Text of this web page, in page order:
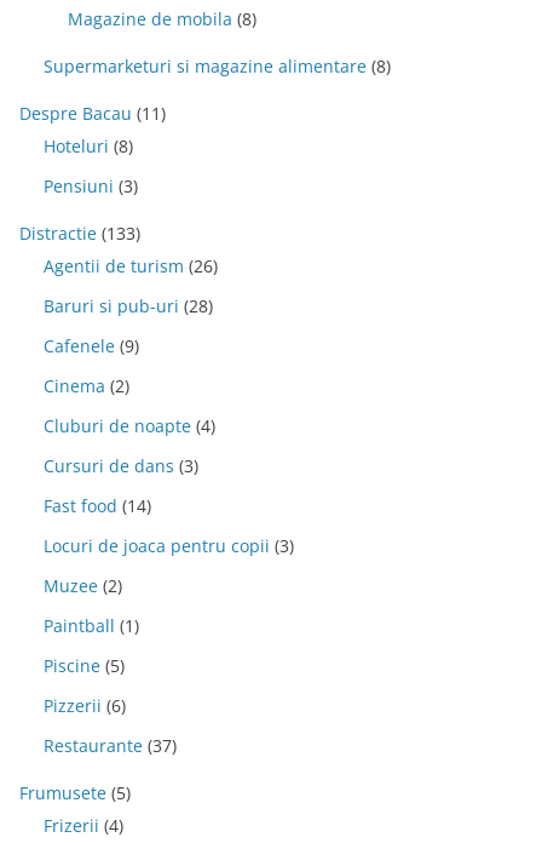
Magazine de mobila (8)
Supermarketuri si magazine alimentare (8)
Despre Bacau (11)
Hoteluri (8)
Pensiuni (3)
Distractie (133)
Agentii de turism (26)
Baruri si pub-uri (28)
Cafenele (9)
Cinema (2)
Cluburi de noapte (4)
Cursuri de dans (3)
Fast food (14)
Locuri de joaca pentru copii (3)
Muzee (2)
Paintball (1)
Piscine (5)
Pizzerii (6)
Restaurante (37)
Frumusete (5)
Frizerii (4)